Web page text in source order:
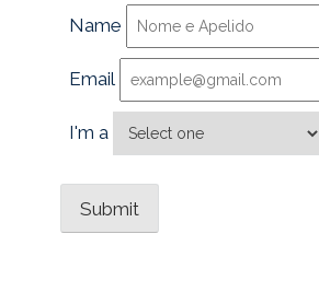
Name
Email
I'm a